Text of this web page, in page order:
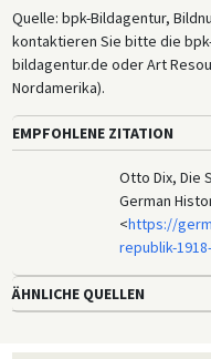
Quelle: bpk-Bildagentur,
kontaktieren Sie bitte die
bildagentur.de oder Art
Nordamerika).
EMPFOHLENE ZITATION
Otto Dix, Die
German
<https://
republik-
ÄHNLICHE QUELLEN